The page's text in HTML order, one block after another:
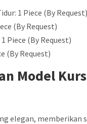
1 Piece (By Request)
(By Request)
Piece (By Request)
(By Request)
Model
elegan, memberikan